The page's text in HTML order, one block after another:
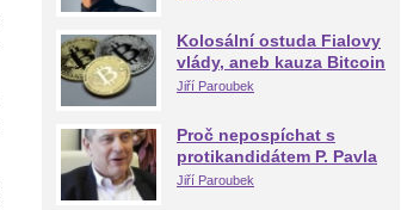
Kolosální ostuda Fialovy
vlády, aneb kauza Bitcoin
Jiří Paroubek
Proč nepospíchat s
protikandidátem P. Pavla
Jiří Paroubek